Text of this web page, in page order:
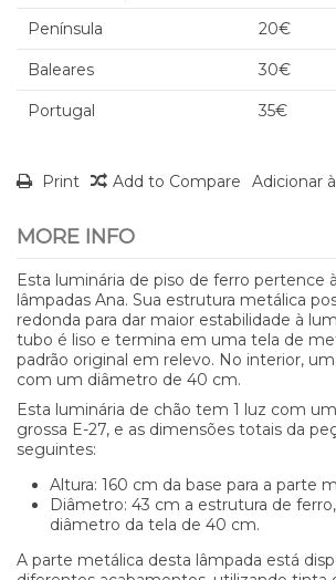
Península 20€
Baleares 30€
Portugal 35€
Print Add to Compare Adicionar
MORE INFO
Esta luminária de piso de ferro pertence
lâmpadas Ana. Sua estrutura metálica
redonda para dar maior estabilidade à
tubo é liso e termina em uma tela de
padrão original em relevo. No interior,
com um diâmetro de 40 cm.
Esta luminária de chão tem 1 luz com
grossa E-27, e as dimensões totais da
seguintes:
Altura: 160 cm da base para a parte
Diâmetro: 43 cm a estrutura de
diâmetro da tela de 40 cm.
A parte metálica desta lâmpada está